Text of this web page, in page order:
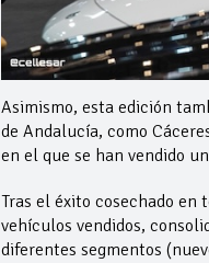
Asimismo, esta edición
de Andalucía, como
en el que se han vendido
Tras el éxito cosechado en
vehículos vendidos,
diferentes segmentos